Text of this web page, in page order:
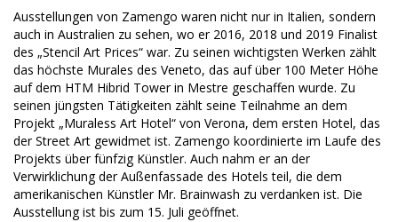
Ausstellungen von Zamengo waren nicht nur in Italien, sondern
auch in Australien zu sehen, wo er 2016, 2018 und 2019 Finalist
des „Stencil Art Prices“ war. Zu seinen wichtigsten Werken zählt
das höchste Murales des Veneto, das auf über 100 Meter Höhe
auf dem HTM Hibrid Tower in Mestre geschaffen wurde. Zu
seinen jüngsten Tätigkeiten zählt seine Teilnahme an dem
Projekt „Muraless Art Hotel“ von Verona, dem ersten Hotel, das
der Street Art gewidmet ist. Zamengo koordinierte im Laufe des
Projekts über fünfzig Künstler. Auch nahm er an der
Verwirklichung der Außenfassade des Hotels teil, die dem
amerikanischen Künstler Mr. Brainwash zu verdanken ist. Die
Ausstellung ist bis zum 15. Juli geöffnet.